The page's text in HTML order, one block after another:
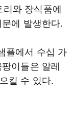
와 장식품에
에 발생한다.
플에서 수십 가
이들은 알레
킬 수 있다.